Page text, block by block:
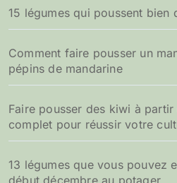
15 légumes qui poussent bien
Comment faire pousser un
pépins de mandarine
Faire pousser des kiwi à
complet pour réussir votre
13 légumes que vous pouvez